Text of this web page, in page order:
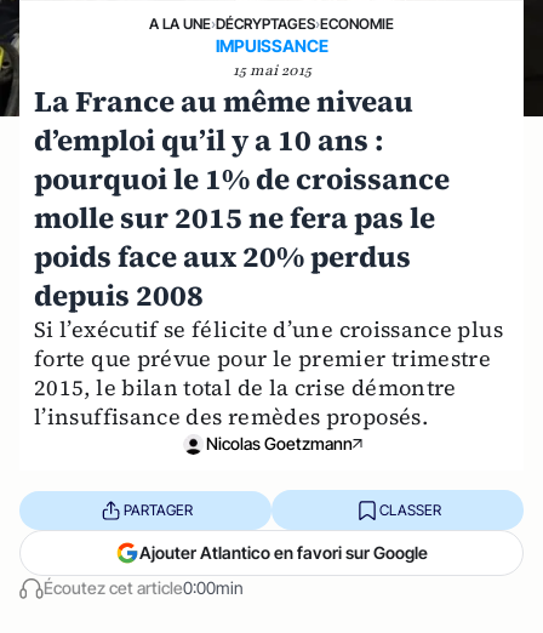
A LA UNE›DÉCRYPTAGES›ECONOMIE
IMPUISSANCE
15 mai 2015
La France au même niveau
d’emploi qu’il y a 10 ans :
pourquoi le 1% de croissance
molle sur 2015 ne fera pas le
poids face aux 20% perdus
depuis 2008
Si l’exécutif se félicite d’une croissance plus
forte que prévue pour le premier trimestre
2015, le bilan total de la crise démontre
l’insuffisance des remèdes proposés.
Nicolas Goetzmann
Écoutez cet article0:00min
PARTAGER CLASSER
Ajouter Atlantico en favori sur Google